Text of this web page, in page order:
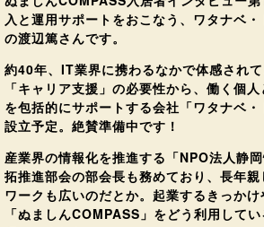
入と運用サポートをおこなう、ワタナベ
の渡辺篤さんです。
約40年、IT業界に携わるなかで体感されて
「キャリア支援」の必要性から、働く個
を包括的にサポートする会社「ワタナベ
設立予定。絶賛準備中です！
産業界の情報化を推進する「NPO法人静
拓推進部会の部会長も務めており、長年
ワークも広いのだとか。起業するきっか
「ぬましんCOMPASS」をどう利用して